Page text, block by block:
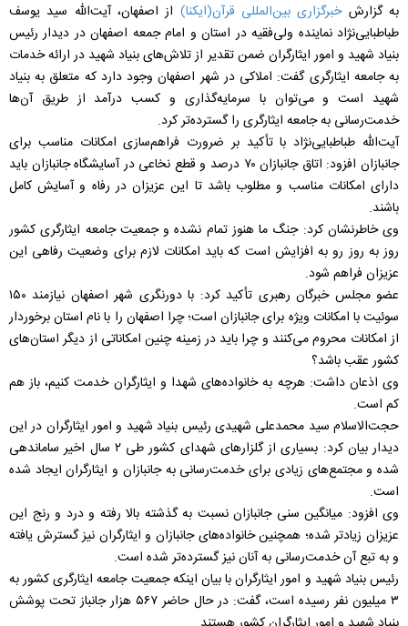
به گزارشخبرگزاری بین‌المللی قرآن(ایکنا) از اصفهان، آیت‌الله سید یوسف
طباطبایی‌نژاد نماینده ولی‌فقیه در استان و امام جمعه اصفهان در دیدار رئیس
بنیاد شهید و امور ایثارگران ضمن تقدیر از تلاش‌های بنیاد شهید در ارائه خدمات
به جامعه ایثارگری گفت: املاکی در شهر اصفهان وجود دارد که متعلق به بنیاد
شهید است و می‌توان با سرمایه‌گذاری و کسب درآمد از طریق آن‌ها
خدمت‌رسانی به جامعه ایثارگری را گسترده‌تر کرد.
آیت‌الله طباطبایی‌نژاد با تأکید بر ضرورت فراهم‌سازی امکانات مناسب برای
جانبازان افزود: اتاق جانبازان ۷۰ درصد و قطع نخاعی در آسایشگاه جانبازان باید
دارای امکانات مناسب و مطلوب باشد تا این عزیزان در رفاه و آسایش کامل
باشند.
وی خاطرنشان کرد: جنگ ما هنوز تمام نشده و جمعیت جامعه ایثارگری کشور
روز به روز رو به افزایش است که باید امکانات لازم برای وضعیت رفاهی این
عزیزان فراهم شود.
عضو مجلس خبرگان رهبری تأکید کرد: با دورنگری شهر اصفهان نیازمند ۱۵۰
سوئیت با امکانات ویژه برای جانبازان است؛ چرا اصفهان را با نام استان برخوردار
از امکانات محروم می‌کنند و چرا باید در زمینه چنین امکاناتی از دیگر استان‌های
کشور عقب باشد؟
وی اذعان داشت: هرچه به خانواده‌های شهدا و ایثارگران خدمت کنیم، باز هم
کم است.
حجت‌الاسلام سید محمدعلی شهیدی رئیس بنیاد شهید و امور ایثارگران در این
دیدار بیان کرد: بسیاری از گلزارهای شهدای کشور طی ۲ سال اخیر ساماندهی
شده و مجتمع‌های زیادی برای خدمت‌رسانی به جانبازان و ایثارگران ایجاد شده
است.
وی افزود: میانگین سنی جانبازان نسبت به گذشته بالا رفته و درد و رنج این
عزیزان زیادتر شده؛ همچنین خانواده‌های جانبازان و ایثارگران نیز گسترش یافته
و به تبع آن خدمت‌رسانی به آنان نیز گسترده‌تر شده است.
رئیس بنیاد شهید و امور ایثارگران با بیان اینکه جمعیت جامعه ایثارگری کشور به
۳ میلیون نفر رسیده است، گفت: در حال حاضر ۵۶۷ هزار جانباز تحت پوشش